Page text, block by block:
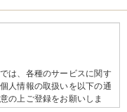
は、各種のサービスに関す
人情報の取扱いを以下の通
の上ご登録をお願いしま